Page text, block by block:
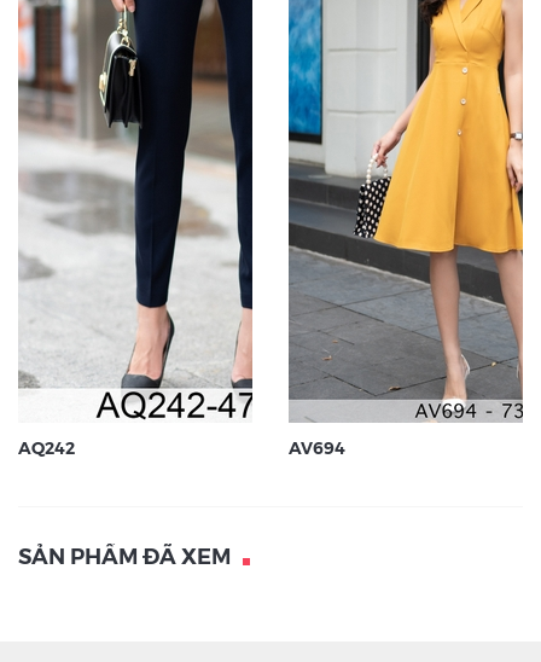
AQ242 AV694
SẢN PHẨM ĐÃ XEM